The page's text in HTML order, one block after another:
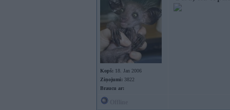
Kopš: 18. Jan 2006
Ziņojumi: 3822
Braucu ar: